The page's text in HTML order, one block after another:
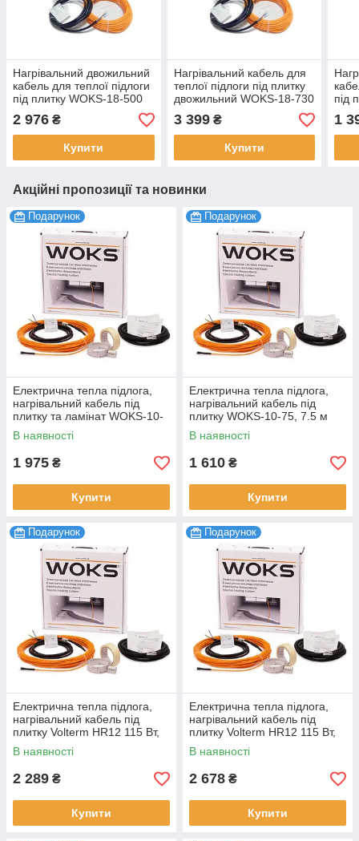
Нагрівальний двожильний
кабель для теплої підлоги
під плитку WOKS-18-500
Вт, 28 м
2 976 ₴
Купити
Нагрівальний кабель для
теплої підлоги під плитку
двожильний WOKS-18-730
Вт, 40 м
3 399₴
Купити
під
Вт,
1
Акційні пропозиції та новинки
Подарунок
Електрична тепла підлога,
нагрівальний кабель під
плитку та ламінат WOKS-10-
150, 16 м
В наявності
1 975 ₴
Купити
Подарунок
Електрична тепла підлога,
нагрівальний кабель під
плитку WOKS-10-75, 7.5 м
В наявності
1 610 ₴
Купити
Подарунок
Електрична тепла підлога,
нагрівальний кабель під
плитку Volterm HR12 115 Вт,
9,5 м
В наявності
2 289 ₴
Купити
Подарунок
Електрична тепла підлога,
нагрівальний кабель під
плитку Volterm HR12 115 Вт,
9,5 м
В наявності
2 678 ₴
Купити